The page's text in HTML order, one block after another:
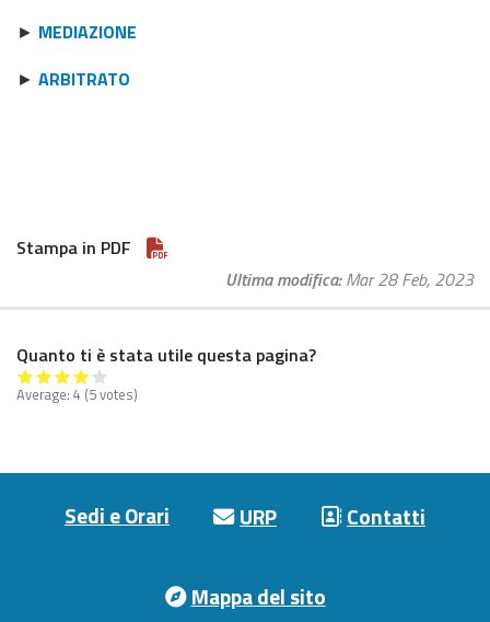
► MEDIAZIONE
► ARBITRATO
Stampa in PDF
Ultima modifica Mar 28 Feb, 2023
Quanto ti è stata utile questa pagina?
Average: 4 (5 votes)
Sedi e Orari URP Contatti
Mappa del sito